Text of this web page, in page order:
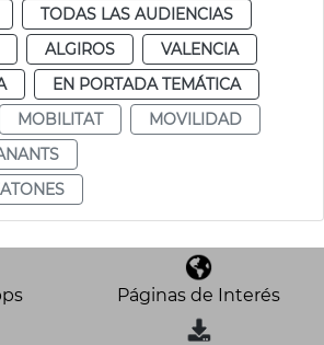
TODAS LAS AUDIENCIAS
ALGIROS
VALENCIA
EN PORTADA TEMÁTICA
MOBILITAT
MOVILIDAD
Páginas de Interés